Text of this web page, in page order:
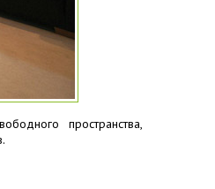
пространства,